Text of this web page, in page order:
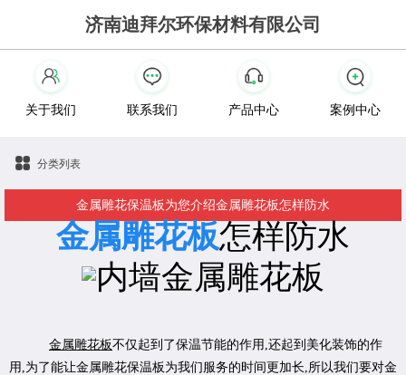
济南迪拜尔环保材料有限公司
关于我们 联系我们 产品中心 案例中心
分类列表
金属雕花保温板为您介绍金属雕花板怎样防水
金属雕花板怎样防水
金属雕花板不仅起到了保温节能的作用,还起到美化装饰的作
用,为了能让金属雕花保温板为我们服务的时间更加长,所以我们要对金